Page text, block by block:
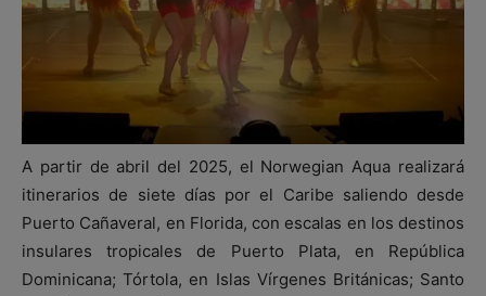
A partir de abril del 2025, el Norwegian Aqua realizará
itinerarios de siete días por el Caribe saliendo desde
Puerto Cañaveral, en Florida, con escalas en los destinos
insulares tropicales de Puerto Plata, en República
Dominicana; Tórtola, en Islas Vírgenes Británicas; Santo